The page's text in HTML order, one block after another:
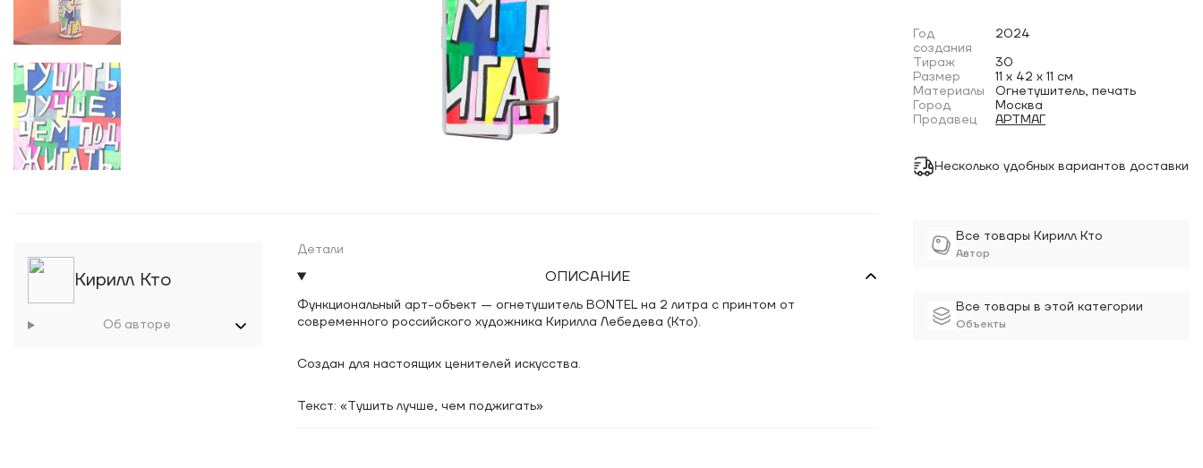
Год
создания
2024
Тираж
30
Размер
11 x 42 x 11 см
Материалы
Огнетушитель, печать
Город
Москва
Продавец
АРТМАГ
Несколько удобных вариантов доставки
Все товары Кирилл Кто
Автор
Все товары в этой категории
Объекты
Кирилл Кто
Об авторе
Детали
ОПИСАНИЕ
Функциональный арт-объект — огнетушитель BONTEL на 2 литра с принтом от
современного российского художника Кирилла Лебедева (Кто).
Создан для настоящих ценителей искусства.
Текст: «Тушить лучше, чем поджигать»